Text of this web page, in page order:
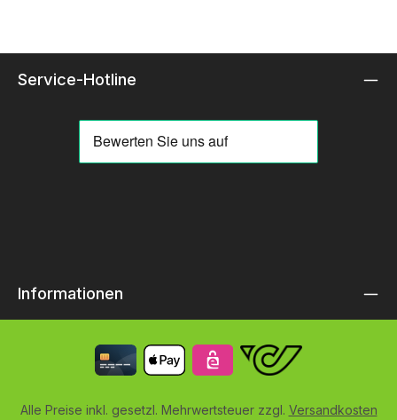
Service-Hotline
Informationen
Alle Preise inkl. gesetzl. Mehrwertsteuer zzgl. Versandkosten